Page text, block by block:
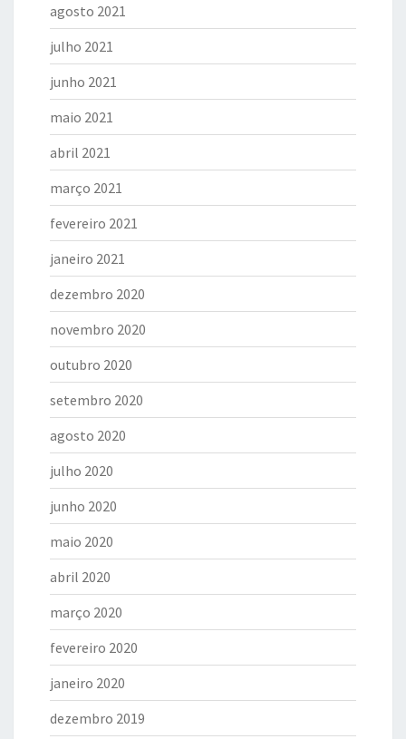
agosto 2021
julho 2021
junho 2021
maio 2021
abril 2021
março 2021
fevereiro 2021
janeiro 2021
dezembro 2020
novembro 2020
outubro 2020
setembro 2020
agosto 2020
julho 2020
junho 2020
maio 2020
abril 2020
março 2020
fevereiro 2020
janeiro 2020
dezembro 2019